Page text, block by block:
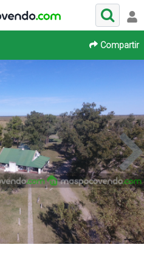
Compartir